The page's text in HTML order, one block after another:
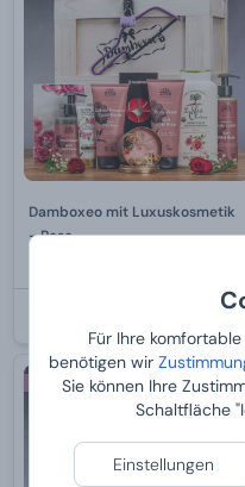
Für Ihre
benötigen wir
Sie können Ihre
Schaltfläche
Einstellungen
Damboxeo mit Luxuskosmetik
- Rose
Für eine Frau